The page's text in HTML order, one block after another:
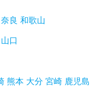
奈良 和歌山
山口
熊本 大分 宮崎 鹿児島